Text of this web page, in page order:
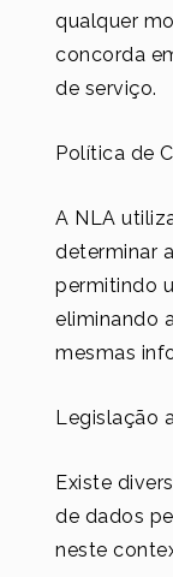
qualquer
concorda
de serviço.
Política de
A NLA
determinar
permitindo
eliminando
mesmas
Legislação
Existe
de dados
neste